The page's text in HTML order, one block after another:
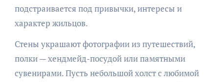
подстраивается под привычки, интересы и
характер жильцов.
Стены украшают фотографии из путешествий,
полки — хендмейд-посудой или памятными
сувенирами. Пусть небольшой холст с любимой